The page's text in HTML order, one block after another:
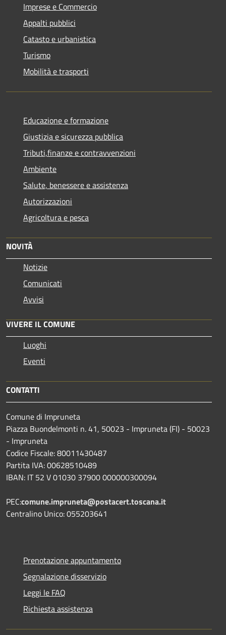
Imprese e Commercio
Appalti pubblici
Catasto e urbanistica
Turismo
Mobilità e trasporti
Educazione e formazione
Giustizia e sicurezza pubblica
Tributi,finanze e contravvenzioni
Ambiente
Salute, benessere e assistenza
Autorizzazioni
Agricoltura e pesca
NOVITÀ
Notizie
Comunicati
Avvisi
VIVERE IL COMUNE
Luoghi
Eventi
CONTATTI
Comune di Impruneta
Piazza Buondelmonti n. 41, 50023 - Impruneta (FI) - 50023
- Impruneta
Codice Fiscale: 80011430487
Partita IVA: 00628510489
IBAN: IT 52 V 01030 37900 000000300094
PEC:comune.impruneta@postacert.toscana.it
Centralino Unico: 055203641
Prenotazione appuntamento
Segnalazione disservizio
Leggi le FAQ
Richiesta assistenza